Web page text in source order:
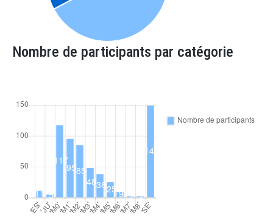
Nombre de participants par catégorie